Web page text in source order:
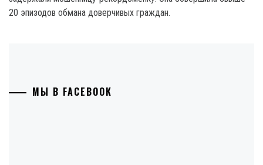
20 эпизодов обмана доверчивых граждан.
МЫ В FACEBOOK